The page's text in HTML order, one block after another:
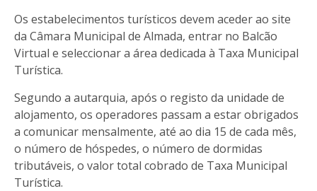
Os estabelecimentos turísticos devem aceder ao site
da Câmara Municipal de Almada, entrar no Balcão
Virtual e seleccionar a área dedicada à Taxa Municipal
Turística.
Segundo a autarquia, após o registo da unidade de
alojamento, os operadores passam a estar obrigados
a comunicar mensalmente, até ao dia 15 de cada mês,
o número de hóspedes, o número de dormidas
tributáveis, o valor total cobrado de Taxa Municipal
Turística.